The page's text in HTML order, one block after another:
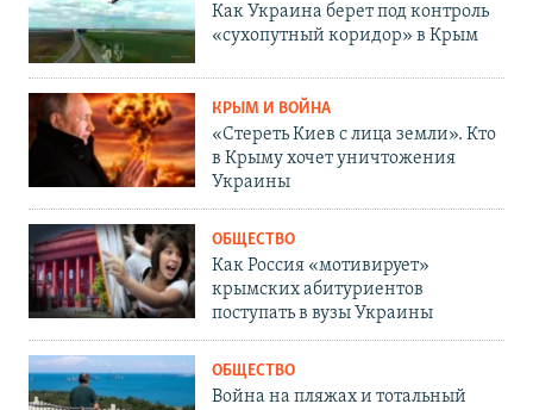
Как Украина берет под контроль
«сухопутный коридор» в Крым
КРЫМ И ВОЙНА
«Стереть Киев с лица земли». Кто
в Крыму хочет уничтожения
Украины
ОБЩЕСТВО
Как Россия «мотивирует»
крымских абитуриентов
поступать в вузы Украины
ОБЩЕСТВО
Война на пляжах и тотальный